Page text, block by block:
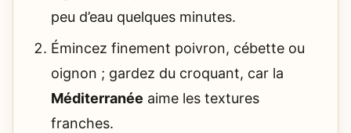
peu d’eau quelques minutes.
Émincez finement poivron, cébette ou
oignon ; gardez du croquant, car la
Méditerranée aime les textures
franches.